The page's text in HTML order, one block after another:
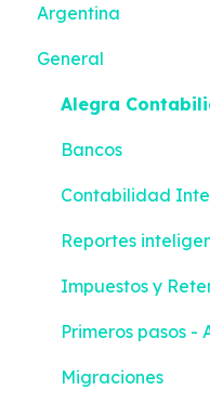
Argentina
General
Alegra
Bancos
Contabilidad
Reportes
Impuestos y
Primeros pasos -
Migraciones